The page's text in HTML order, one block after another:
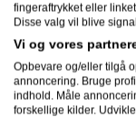
fingeraftrykket eller
Disse valg vil blive
Vi og vores
Opbevare og/eller tilgå
annoncering. Bruge
indhold. Måle
forskellige kilder.